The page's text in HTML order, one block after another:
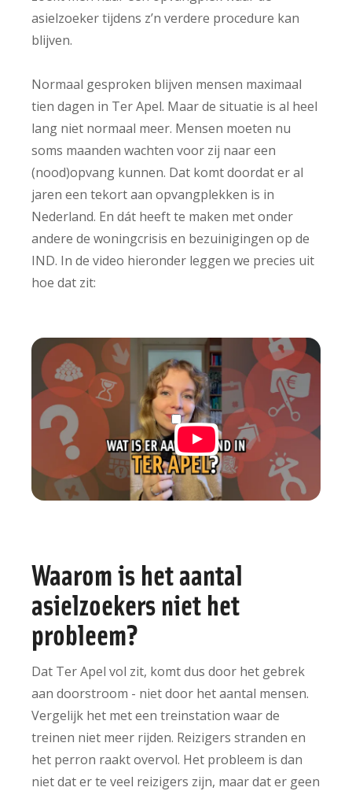
asielzoeker tijdens z’n verdere procedure kan
blijven.
Normaal gesproken blijven mensen maximaal
tien dagen in Ter Apel. Maar de situatie is al heel
lang niet normaal meer. Mensen moeten nu
soms maanden wachten voor zij naar een
(nood)opvang kunnen. Dat komt doordat er al
jaren een tekort aan opvangplekken is in
Nederland. En dát heeft te maken met onder
andere de woningcrisis en bezuinigingen op de
IND. In de video hieronder leggen we precies uit
hoe dat zit:
Waarom is het aantal
asielzoekers niet het
probleem?
Dat Ter Apel vol zit, komt dus door het gebrek
aan doorstroom - niet door het aantal mensen.
Vergelijk het met een treinstation waar de
treinen niet meer rijden. Reizigers stranden en
het perron raakt overvol. Het probleem is dan
niet dat er te veel reizigers zijn, maar dat er geen